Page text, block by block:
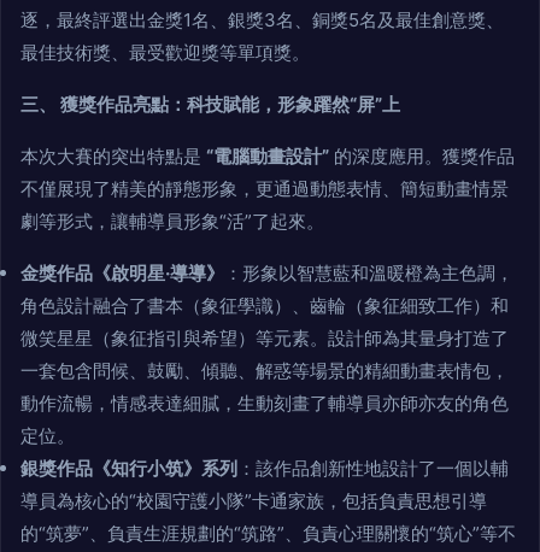
逐，最終評選出金獎1名、銀獎3名、銅獎5名及最佳創意獎、
最佳技術獎、最受歡迎獎等單項獎。
三、 獲獎作品亮點：科技賦能，形象躍然“屏”上
本次大賽的突出特點是 “電腦動畫設計” 的深度應用。獲獎作品
不僅展現了精美的靜態形象，更通過動態表情、簡短動畫情景
劇等形式，讓輔導員形象“活”了起來。
金獎作品《啟明星·導導》
：形象以智慧藍和溫暖橙為主色調，
角色設計融合了書本（象征學識）、齒輪（象征細致工作）和
微笑星星（象征指引與希望）等元素。設計師為其量身打造了
一套包含問候、鼓勵、傾聽、解惑等場景的精細動畫表情包，
動作流暢，情感表達細膩，生動刻畫了輔導員亦師亦友的角色
定位。
銀獎作品《知行小筑》系列 ：該作品創新性地設計了一個以輔
導員為核心的“校園守護小隊”卡通家族，包括負責思想引導
的“筑夢”、負責生涯規劃的“筑路”、負責心理關懷的“筑心”等不